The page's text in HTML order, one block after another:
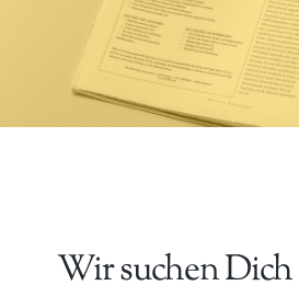
Wir suchen